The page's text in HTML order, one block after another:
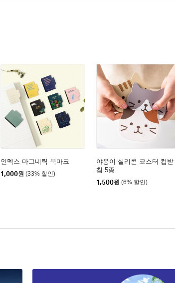
인덱스 마그네틱 북마크
1,000원 (33% 할인)
야옹이 실리콘 코스터 컵받
침 5종
1,500원 (6% 할인)